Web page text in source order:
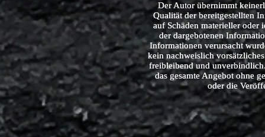
Der Autor übernimmt
Qualität der bereitgestellten
auf Schäden materieller
der dargebotenen
Informationen verursacht
kein nachweislich
freibleibend und
das gesamte Angebot ohne
oder die
Der Autor übernimmt
Qualität der bereitgestellten
auf Schäden materieller
der dargebotenen
Informationen verursacht
kein nachweislich
freibleibend und
das gesamte Angebot ohne
oder die